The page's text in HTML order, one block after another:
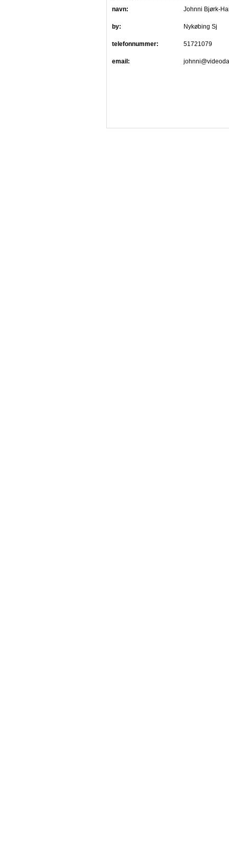
navn: Johnni Bjørk-
by: Nykøbing Sj
telefonnummer: 51721079
email: